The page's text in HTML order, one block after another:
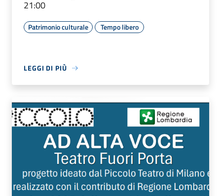
21:00
Patrimonio culturale Tempo libero
LEGGI DI PIÙ